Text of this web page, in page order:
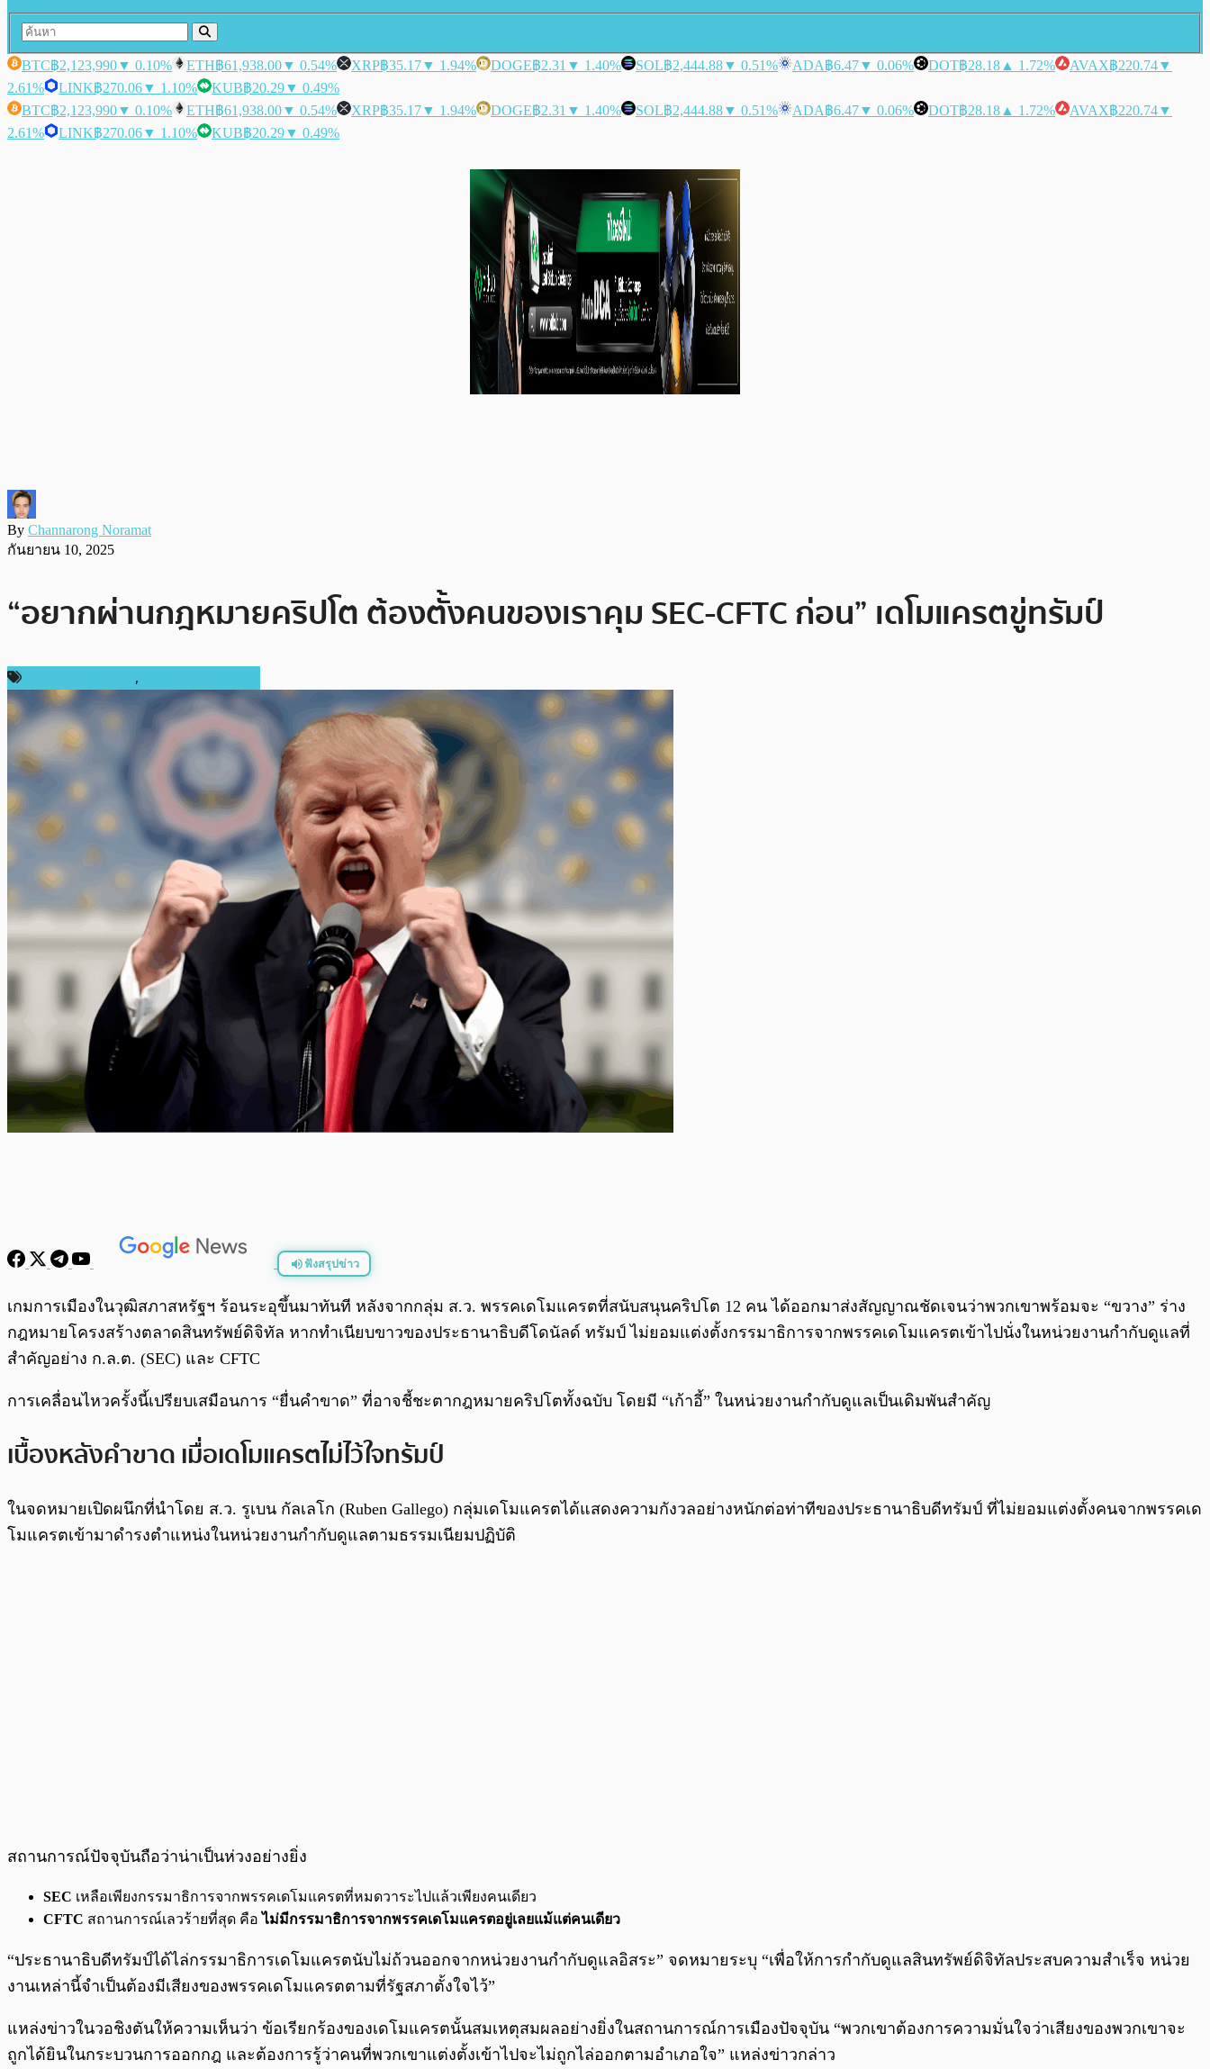
BTC฿2,123,990▼ 0.10% ETH฿61,938.00▼ 0.54% XRP฿35.17▼ 1.94% DOGE฿2.31 ▼ 1.40% SOL฿2,444.88▼ 0.51% ADA฿6.47▼ 0.06% DOT฿28.18 ▲ 1.72% AVAX฿220.74▼
2.61%
LINK฿270.06▼ 1.10% KUB฿20.29▼ 0.49%
BTC฿2,123,990▼ 0.10% ETH฿61,938.00▼ 0.54% XRP฿35.17▼ 1.94% DOGE฿2.31 ▼ 1.40% SOL฿2,444.88▼ 0.51% ADA฿6.47▼ 0.06% DOT฿28.18 ▲ 1.72% AVAX฿220.74▼
2.61%
LINK฿270.06▼ 1.10% KUB฿20.29▼ 0.49%
By Channarong Noramat
กันยายน 10, 2025
“อยากผ่านกฎหมายคริปโต ต้องตั้งคนของเราคุม SEC-CFTC ก่อน” เดโมแครตขู่ทรัมป์
,
ฟังสรุปข่าว
พร้อมเล่น /
เกมการเมืองในวุฒิสภาสหรัฐฯ ร้อนระอุขึ้นมาทันที หลังจากกลุ่ม ส.ว. พรรคเดโมแครตที่สนับสนุนคริปโต 12 คน ได้ออกมาส่งสัญญาณชัดเจนว่าพวกเขาพร้อมจะ “ขวาง” ร่าง
กฎหมายโครงสร้างตลาดสินทรัพย์ดิจิทัล หากทำเนียบขาวของประธานาธิบดีโดนัลด์ ทรัมป์ ไม่ยอมแต่งตั้งกรรมาธิการจากพรรคเดโมแครตเข้าไปนั่งในหน่วยงานกำกับดูแลที่
สำคัญอย่าง ก.ล.ต. (SEC) และ CFTC
การเคลื่อนไหวครั้งนี้เปรียบเสมือนการ “ยื่นคำขาด” ที่อาจชี้ชะตากฎหมายคริปโตทั้งฉบับ โดยมี “เก้าอี้” ในหน่วยงานกำกับดูแลเป็นเดิมพันสำคัญ
เบื้องหลังคำขาด เมื่อเดโมแครตไม่ไว้ใจทรัมป์
ในจดหมายเปิดผนึกที่นำโดย ส.ว. รูเบน กัลเลโก (Ruben Gallego) กลุ่มเดโมแครตได้แสดงความกังวลอย่างหนักต่อท่าทีของประธานาธิบดีทรัมป์ ที่ไม่ยอมแต่งตั้งคนจากพรรคเด
โมแครตเข้ามาดำรงตำแหน่งในหน่วยงานกำกับดูแลตามธรรมเนียมปฏิบัติ
สถานการณ์ปัจจุบันถือว่าน่าเป็นห่วงอย่างยิ่ง
SEC เหลือเพียงกรรมาธิการจากพรรคเดโมแครตที่หมดวาระไปแล้วเพียงคนเดียว
CFTC สถานการณ์เลวร้ายที่สุด คือไม่มีกรรมาธิการจากพรรคเดโมแครตอยู่เลยแม้แต่คนเดียว
“ประธานาธิบดีทรัมป์ได้ไล่กรรมาธิการเดโมแครตนับไม่ถ้วนออกจากหน่วยงานกำกับดูแลอิสระ” จดหมายระบุ “เพื่อให้การกำกับดูแลสินทรัพย์ดิจิทัลประสบความสำเร็จ หน่วย
งานเหล่านี้จำเป็นต้องมีเสียงของพรรคเดโมแครตตามที่รัฐสภาตั้งใจไว้”
แหล่งข่าวในวอชิงตันให้ความเห็นว่า ข้อเรียกร้องของเดโมแครตนั้นสมเหตุสมผลอย่างยิ่งในสถานการณ์การเมืองปัจจุบัน “พวกเขาต้องการความมั่นใจว่าเสียงของพวกเขาจะ
ถูกได้ยินในกระบวนการออกกฎ และต้องการรู้ว่าคนที่พวกเขาแต่งตั้งเข้าไปจะไม่ถูกไล่ออกตามอำเภอใจ” แหล่งข่าวกล่าว